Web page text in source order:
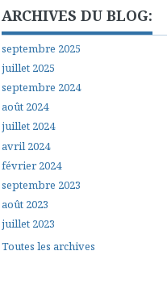
ARCHIVES DU BLOG:
septembre 2025
juillet 2025
septembre 2024
août 2024
juillet 2024
avril 2024
février 2024
septembre 2023
août 2023
juillet 2023
Toutes les archives